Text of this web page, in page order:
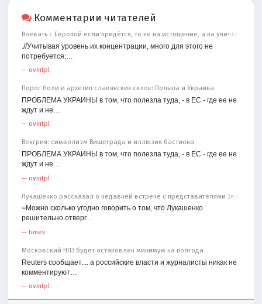
Комментарии читателей
Воевать с Европой если придётся, то не на истощение, а на уничтожение
.//Учитывая уровень их концентрации, много для этого не
потребуется;…
— ovintpl
Порог боли и архетип славянских склок: Польша и Украина
ПРОБЛЕМА УКРАИНЫ в том, что полезла туда, - в ЕС - где ее не
ждут и не…
— ovintpl
Венгрия: символизм Вишеграда и иллюзия бастиона
ПРОБЛЕМА УКРАИНЫ в том, что полезла туда, - в ЕС - где ее не
ждут и не…
— ovintpl
Лукашенко рассказал о недавней встрече с представителями
=Можно сколько угодно говорить о том, что Лукашенко
решительно отверг…
—timev
Московский НПЗ будет остановлен минимум на полгода
Reuters сообщает.... а российские власти и журналисты никак не
комментируют…
— ovintpl